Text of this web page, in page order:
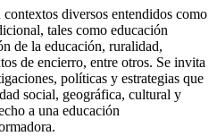
diversos entendidos como
tales como educación
de la educación, ruralidad,
de encierro, entre otros. Se invita
políticas y estrategias que
social, geográfica, cultural y
a una educación